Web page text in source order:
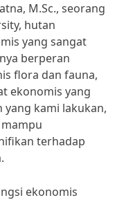
M.Sc., seorang
hutan
yang sangat
berperan
flora dan fauna,
ekonomis yang
kami lakukan,
terhadap
ekonomis